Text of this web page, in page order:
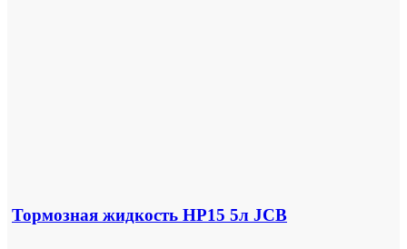
Тормозная жидкость HP15 5л JCB